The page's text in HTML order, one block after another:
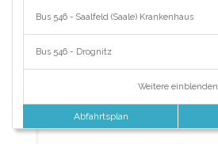
Bus 546 - Saalfeld (Saale) Krankenhaus
Bus 546 - Drognitz
Weitere einblenden
Abfahrtsplan